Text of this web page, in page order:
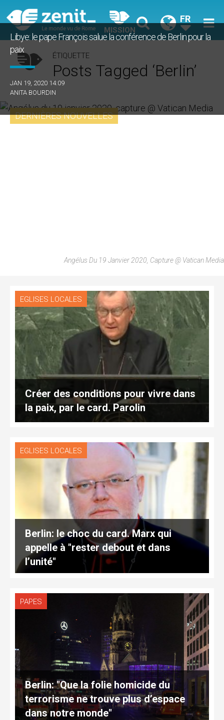
MISSION
FR
ÉTIQUETTE
Posts Tagged ‘Berlin’
DERNIÈRES NOUVELLES
Libye: le pape François salue la conférence de Berlin pour la
paix
JAN 19, 2020 14:09
ANITA BOURDIN
Angélus Du 19 Janvier 2020, Capture @ Vatican Media
EGLISES LOCALES
Créer des conditions pour vivre dans
la paix, par le card. Parolin
EGLISES LOCALES
Berlin: le choc du card. Marx qui
appelle à "rester debout et dans
l’unité"
PAPES
Berlin: "Que la folie homicide du
terrorisme ne trouve plus d’espace
dans notre monde"